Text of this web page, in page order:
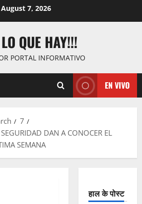
August 7, 2026
QUE HAY!!!
PORTAL INFORMATIVO
EN VIVO
7
DAN A CONOCER EL
SEMANA
हाल के पोस्ट